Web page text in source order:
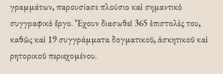
γραμμάτων, παρουσίασε πλούσιο καὶ σημαντικὸ
συγγραφικὸ ἔργο. Ἔχουν διασωθεῖ 365 ἐπιστολὲς του,
καθῶς καὶ 19 συγγράμματα δογματικοῦ, ἀσκητικοῦ καὶ
ρητορικοῦ περιεχομένου.